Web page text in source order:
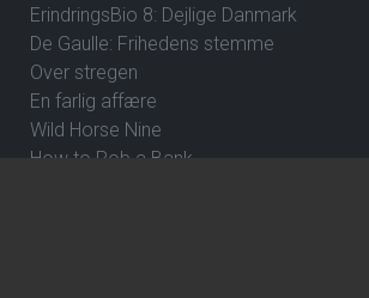
ErindringsBio 8: Dejlige Danmark
De Gaulle: Frihedens stemme
Over stregen
En farlig affære
Wild Horse Nine
How to Rob a Bank